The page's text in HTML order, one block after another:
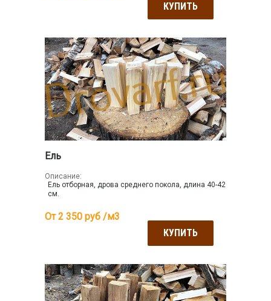
КУПИТЬ
Ель
Описание:
Ель отборная, дрова среднего покола, длина 40-42
см.
От 2 350 руб /м3
КУПИТЬ